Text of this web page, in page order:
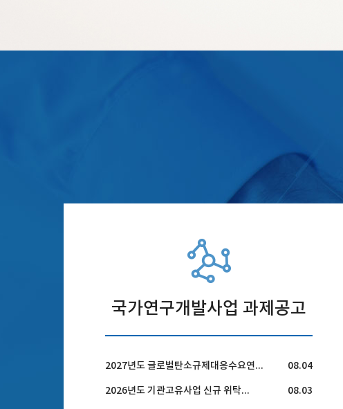
국가연구개발사업 과제공고
2027년도 글로벌탄소규제대응수요연... 08.04
2026년도 기관고유사업 신규 위탁... 08.03